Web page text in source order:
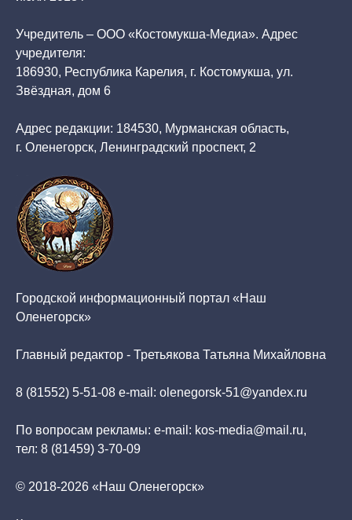
Учредитель – ООО «Костомукша-Медиа». Адрес
учредителя:
186930, Республика Карелия, г. Костомукша, ул.
Звёздная, дом 6
Адрес редакции: 184530, Мурманская область,
г. Оленегорск, Ленинградский проспект, 2
Городской информационный портал «Наш
Оленегорск»
Главный редактор - Третьякова Татьяна Михайловна
8 (81552) 5-51-08 e-mail: olenegorsk-51@yandex.ru
По вопросам рекламы: e-mail: kos-media@mail.ru,
тел: 8 (81459) 3-70-09
© 2018-2026 «Наш Оленегорск»